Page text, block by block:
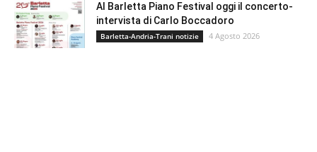
Al Barletta Piano Festival oggi il concerto-
intervista di Carlo Boccadoro
Barletta-Andria-Trani notizie 4 Agosto 2026